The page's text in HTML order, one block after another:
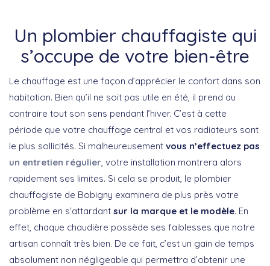
Un plombier chauffagiste qui
s’occupe de votre bien-être
Le chauffage est une façon d’apprécier le confort dans son
habitation. Bien qu’il ne soit pas utile en été, il prend au
contraire tout son sens pendant l’hiver. C’est à cette
période que votre chauffage central et vos radiateurs sont
le plus sollicités. Si malheureusement vous n’effectuez pas
un entretien régulier , votre installation montrera alors
rapidement ses limites. Si cela se produit, le plombier
chauffagiste de Bobigny examinera de plus près votre
problème en s’attardant sur la marque et le modèle. En
effet, chaque chaudière possède ses faiblesses que notre
artisan connaît très bien. De ce fait, c’est un gain de temps
absolument non négligeable qui permettra d’obtenir une